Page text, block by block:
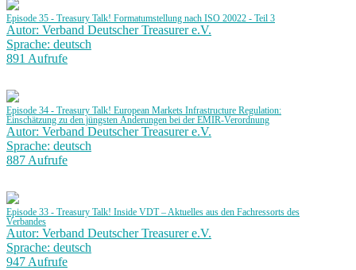
Episode 35 - Treasury Talk! Formatumstellung nach ISO 20022 - Teil 3
Autor: Verband Deutscher Treasurer e.V.
Sprache: deutsch
891 Aufrufe
Episode 34 - Treasury Talk! European Markets Infrastructure Regulation:
Einschätzung zu den jüngsten Änderungen bei der EMIR-Verordnung
Autor: Verband Deutscher Treasurer e.V.
Sprache: deutsch
887 Aufrufe
Episode 33 - Treasury Talk! Inside VDT – Aktuelles aus den Fachressorts des
Verbandes
Autor: Verband Deutscher Treasurer e.V.
Sprache: deutsch
947 Aufrufe